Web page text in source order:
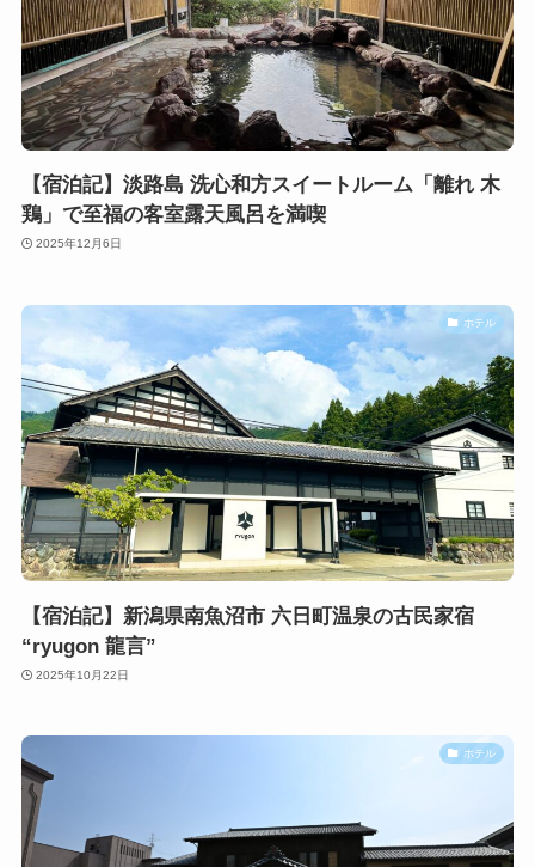
【宿泊記】淡路島 洗心和方スイートルーム「離れ 木
鶏」で至福の客室露天風呂を満喫
2025年12月6日
ホテル
【宿泊記】新潟県南魚沼市 六日町温泉の古民家宿
“ryugon 龍言”
2025年10月22日
ホテル